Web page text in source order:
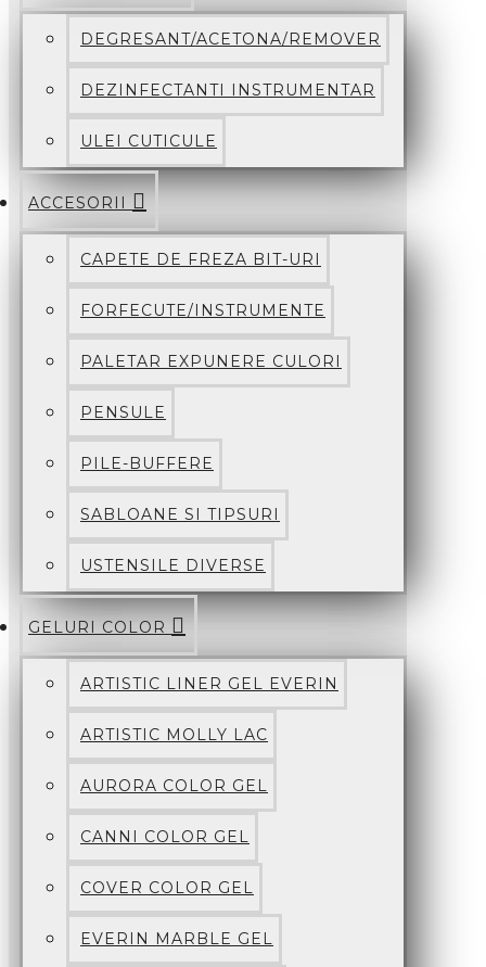
DEGRESANT/ACETONA/REMOVER
DEZINFECTANTI INSTRUMENTAR
ULEI CUTICULE
ACCESORII
CAPETE DE FREZA BIT-URI
FORFECUTE/INSTRUMENTE
PALETAR EXPUNERE CULORI
PENSULE
PILE-BUFFERE
SABLOANE SI TIPSURI
USTENSILE DIVERSE
GELURI COLOR
ARTISTIC LINER GEL EVERIN
ARTISTIC MOLLY LAC
AURORA COLOR GEL
CANNI COLOR GEL
COVER COLOR GEL
EVERIN MARBLE GEL